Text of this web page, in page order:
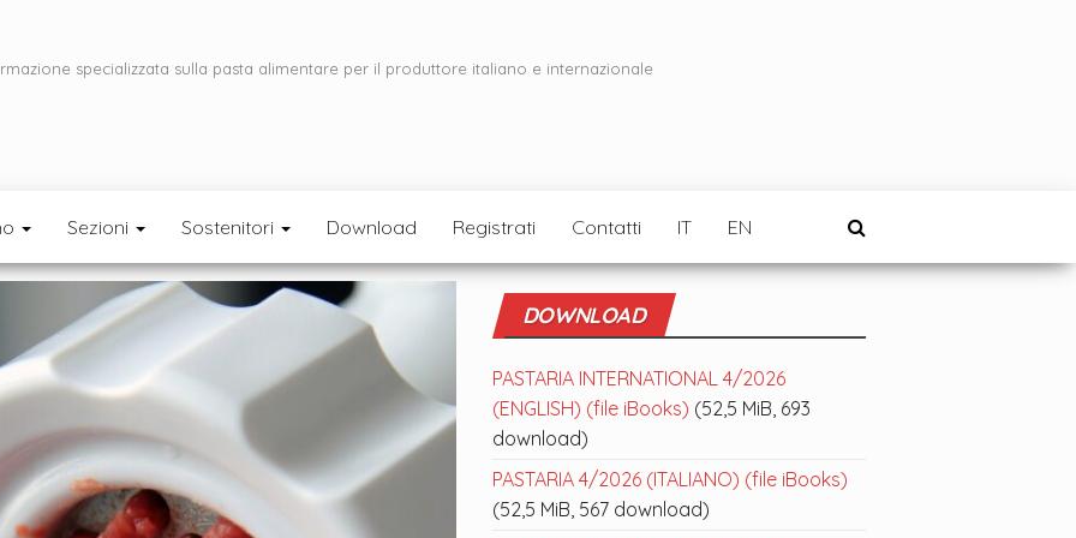
specializzata sulla pasta alimentare per il produttore italiano e internazionale
Sezioni Sostenitori Download Registrati Contatti IT EN
DOWNLOAD
PASTARIA INTERNATIONAL 4/2026
(ENGLISH) (file iBooks) (52,5 MiB, 693
download)
PASTARIA 4/2026 (ITALIANO) (file iBooks)
(52,5 MiB, 567 download)